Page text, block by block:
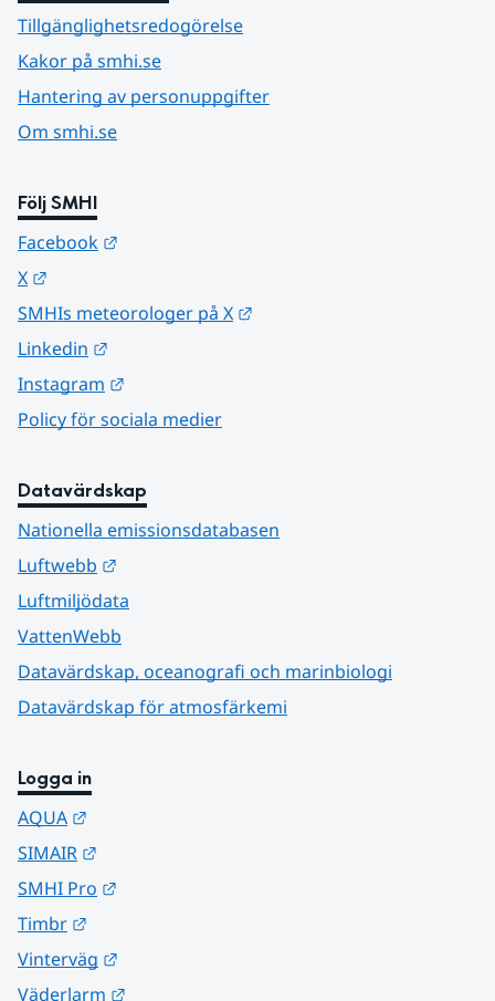
Tillgänglighetsredogörelse
Kakor på smhi.se
Hantering av personuppgifter
Om smhi.se
Följ SMHI
Facebook
X
SMHIs meteorologer på X
Linkedin
Instagram
Policy för sociala medier
Datavärdskap
Nationella emissionsdatabasen
Luftwebb
Luftmiljödata
VattenWebb
Datavärdskap, oceanografi och marinbiologi
Datavärdskap för atmosfärkemi
Logga in
AQUA
SIMAIR
SMHI Pro
Timbr
Vinterväg
Väderlarm